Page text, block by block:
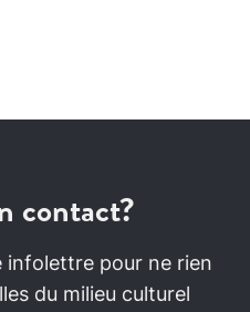
contact?
infolettre pour ne rien
du milieu culturel